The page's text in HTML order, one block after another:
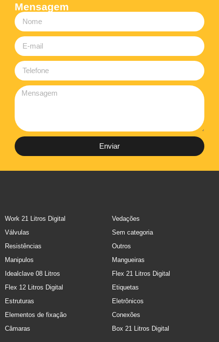
Mensagem
Enviar
Work 21 Litros Digital
Vedações
Válvulas
Sem categoria
Resistências
Outros
Manipulos
Mangueiras
Idealclave 08 Litros
Flex 21 Litros Digital
Flex 12 Litros Digital
Etiquetas
Estruturas
Eletrônicos
Elementos de fixação
Conexões
Câmaras
Box 21 Litros Digital